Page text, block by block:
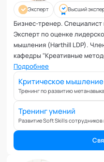
Эксперт Высший
Бизнес-тренер.
Эксперт по оценке
мышления (Harthill LDP).
кафедры "Креативные
технологий
Подробнее
Критическое мышление
Тренинг по развитию метанавыка
Тренинг умений
Развитие Soft Skills сотрудников